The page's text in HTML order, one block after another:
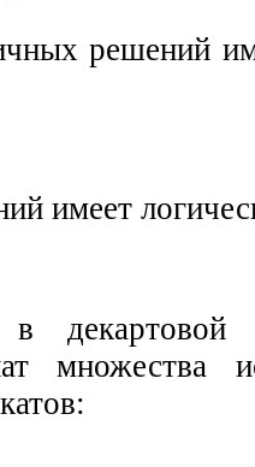
решений
имеет
декартовой
множества